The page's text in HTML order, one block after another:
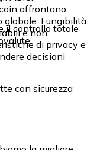
affrontano
Fungibilità:
e non
di privacy e
decisioni
il controllo totale
con sicurezza